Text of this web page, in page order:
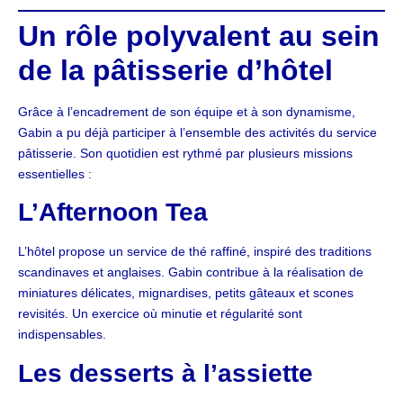
Un rôle polyvalent au sein
de la pâtisserie d’hôtel
Grâce à l’encadrement de son équipe et à son dynamisme,
Gabin a pu déjà participer à l’ensemble des activités du service
pâtisserie. Son quotidien est rythmé par plusieurs missions
essentielles :
L’Afternoon Tea
L’hôtel propose un service de thé raffiné, inspiré des traditions
scandinaves et anglaises. Gabin contribue à la réalisation de
miniatures délicates, mignardises, petits gâteaux et scones
revisités. Un exercice où minutie et régularité sont
indispensables.
Les desserts à l’assiette